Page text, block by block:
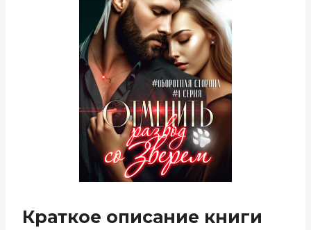
Краткое описание книги